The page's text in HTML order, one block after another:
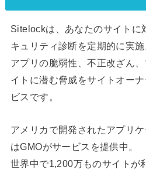
Sitelockは、あなたのサイトに
キュリティ診断を定期的に実施
アプリの脆弱性、不正改ざん
イトに潜む脅威をサイトオー
ビスです。
アメリカで開発されたアプリ
はGMOがサービスを提供中。
世界中で1,200万ものサイトが